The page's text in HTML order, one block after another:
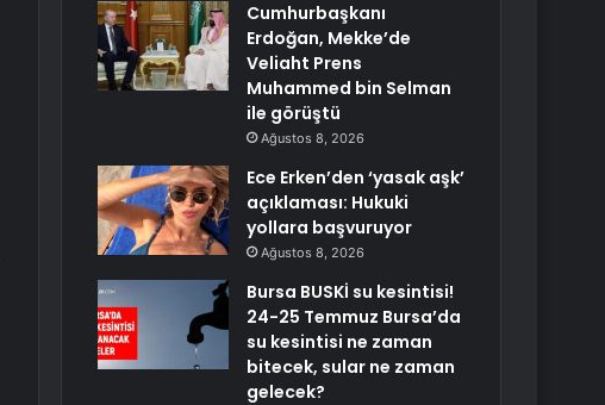
Cumhurbaşkanı
Erdoğan, Mekke’de
Veliaht Prens
Muhammed bin Selman
ile görüştü
Ağustos 8, 2026
Ece Erken’den ‘yasak aşk’
açıklaması: Hukuki
yollara başvuruyor
Ağustos 8, 2026
Bursa BUSKİ su kesintisi!
24-25 Temmuz Bursa’da
su kesintisi ne zaman
bitecek, sular ne zaman
gelecek?